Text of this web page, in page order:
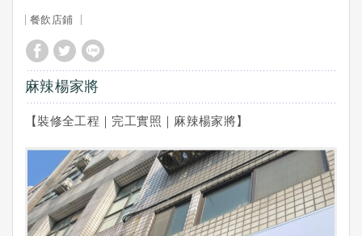
餐飲店鋪
麻辣楊家將
【裝修全工程｜完工實照｜麻辣楊家將】